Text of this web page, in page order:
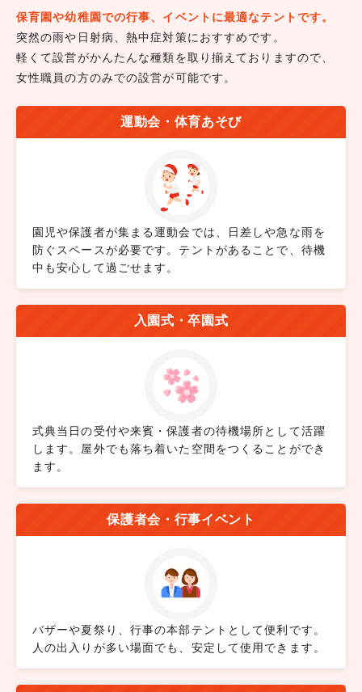
保育園や幼稚園での行事、イベントに最適なテントです。
突然の雨や日射病、熱中症対策におすすめです。
軽くて設営がかんたんな種類を取り揃えておりますので、
女性職員の方のみでの設営が可能です。
運動会・体育あそび
園児や保護者が集まる運動会では、日差しや急な雨を
防ぐスペースが必要です。テントがあることで、待機
中も安心して過ごせます。
入園式・卒園式
式典当日の受付や来賓・保護者の待機場所として活躍
します。屋外でも落ち着いた空間をつくることができ
ます。
保護者会・行事イベント
バザーや夏祭り、行事の本部テントとして便利です。
人の出入りが多い場面でも、安定して使用できます。